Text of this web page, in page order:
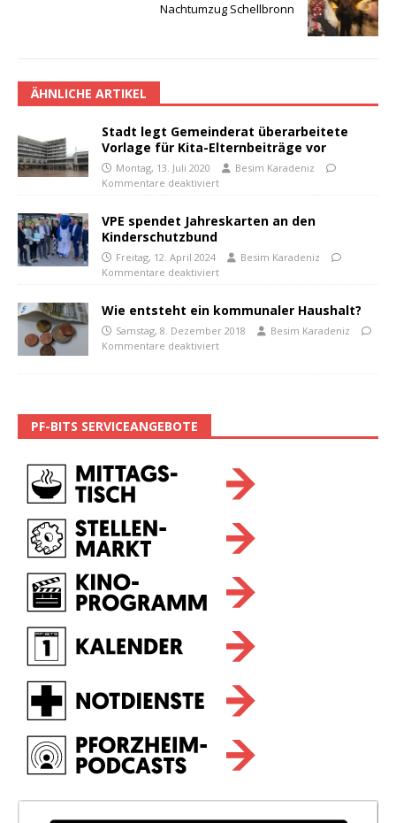
Nachtumzug Schellbronn
ÄHNLICHE ARTIKEL
Stadt legt Gemeinderat überarbeitete
Vorlage für Kita-Elternbeiträge vor
Montag, 13. Juli 2020
Besim Karadeniz
Kommentare deaktiviert
VPE spendet Jahreskarten an den
Kinderschutzbund
Freitag, 12. April 2024
Besim Karadeniz
Kommentare deaktiviert
Wie entsteht ein kommunaler Haushalt?
Samstag, 8. Dezember 2018
Besim Karadeniz
Kommentare deaktiviert
PF-BITS SERVICEANGEBOTE